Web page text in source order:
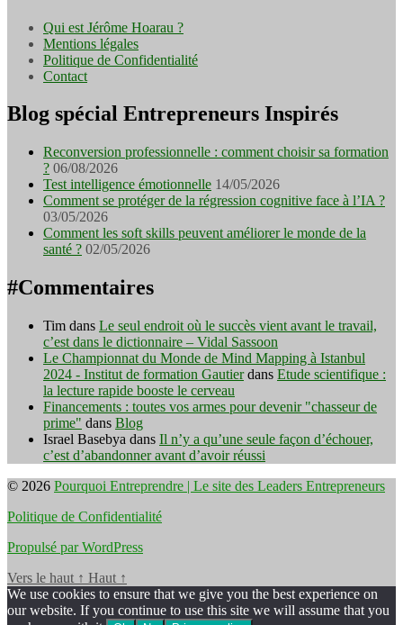
Qui est Jérôme Hoarau ?
Mentions légales
Politique de Confidentialité
Contact
Blog spécial Entrepreneurs Inspirés
Reconversion professionnelle : comment choisir sa formation
? 06/08/2026
Test intelligence émotionnelle 14/05/2026
Comment se protéger de la régression cognitive face à l’IA ?
03/05/2026
Comment les soft skills peuvent améliorer le monde de la
santé ? 02/05/2026
#Commentaires
Tim dans Le seul endroit où le succès vient avant le travail,
c’est dans le dictionnaire – Vidal Sassoon
Le Championnat du Monde de Mind Mapping à Istanbul
2024 - Institut de formation Gautierdans Etude scientifique :
la lecture rapide booste le cerveau
Financements : toutes vos armes pour devenir "chasseur de
prime" dans Blog
Israel Basebya dans Il n’y a qu’une seule façon d’échouer,
c’est d’abandonner avant d’avoir réussi
© 2026 Pourquoi Entreprendre | Le site des Leaders Entrepreneurs
Politique de Confidentialité
Propulsé par WordPress
Vers le haut ↑ Haut ↑
We use cookies to ensure that we give you the best experience on
our website. If you continue to use this site we will assume that you